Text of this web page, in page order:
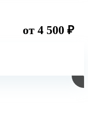
от 4 500 ₽